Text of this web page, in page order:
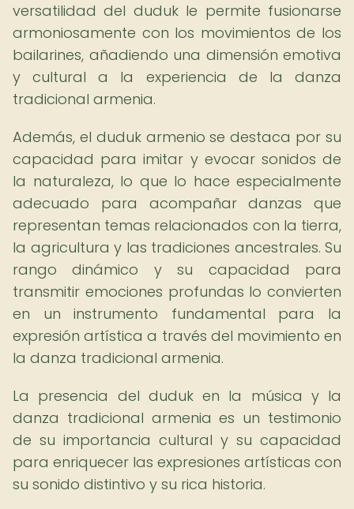
versatilidad del duduk le permite fusionarse
armoniosamente con los movimientos de los
bailarines, añadiendo una dimensión emotiva
y cultural a la experiencia de la danza
tradicional armenia.
Además, el duduk armenio se destaca por su
capacidad para imitar y evocar sonidos de
la naturaleza, lo que lo hace especialmente
adecuado para acompañar danzas que
representan temas relacionados con la tierra,
la agricultura y las tradiciones ancestrales. Su
rango dinámico y su capacidad para
transmitir emociones profundas lo convierten
en un instrumento fundamental para la
expresión artística a través del movimiento en
la danza tradicional armenia.
La presencia del duduk en la música y la
danza tradicional armenia es un testimonio
de su importancia cultural y su capacidad
para enriquecer las expresiones artísticas con
su sonido distintivo y su rica historia.